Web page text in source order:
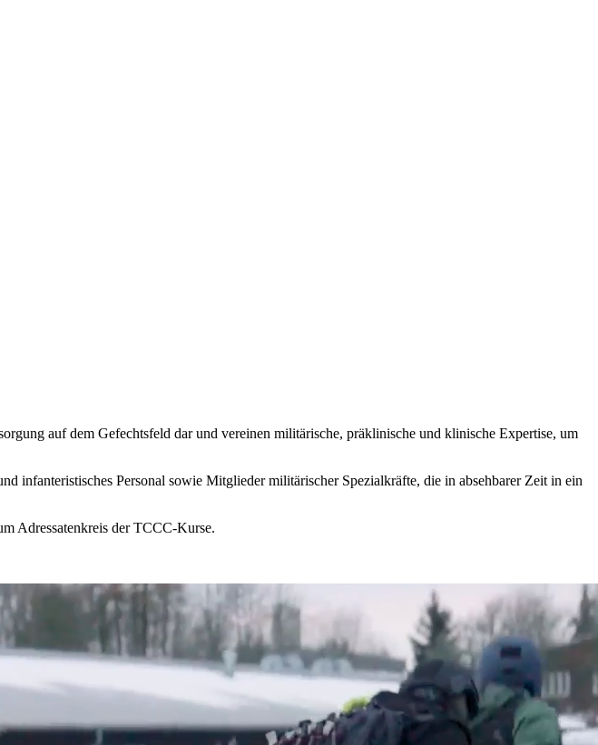
auf dem Gefechtsfeld dar und vereinen militärische, präklinische und klinische Expertise, um
infanteristisches Personal sowie Mitglieder militärischer Spezialkräfte, die in absehbarer Zeit in ein
Adressatenkreis der TCCC-Kurse.